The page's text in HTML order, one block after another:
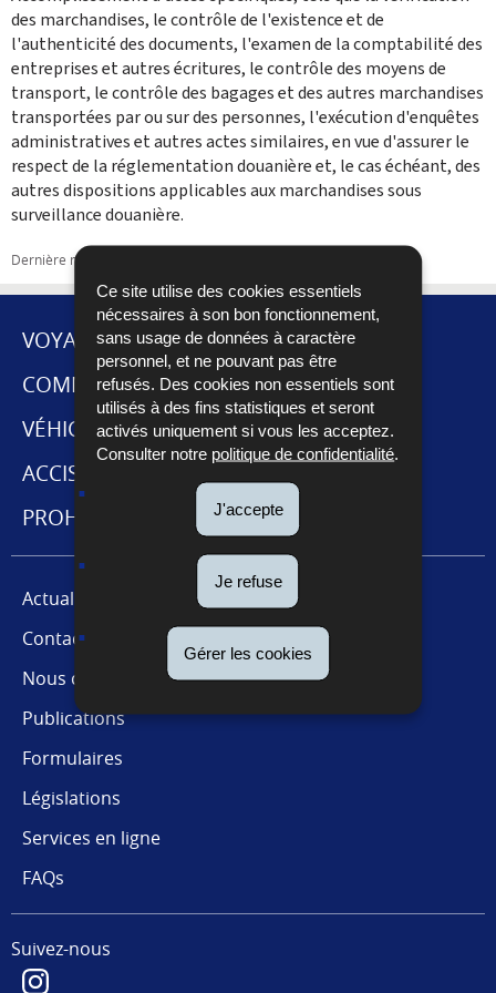
Ce site utilise des cookies essentiels
nécessaires à son bon fonctionnement,
sans usage de données à caractère
personnel, et ne pouvant pas être
refusés. Des cookies non essentiels sont
utilisés à des fins statistiques et seront
activés uniquement si vous les acceptez.
Consulter notre politique de confidentialité.
J'accepte
Je refuse
Gérer les cookies
des marchandises, le contrôle de l'existence et de
l'authenticité des documents, l'examen de la comptabilité des
entreprises et autres écritures, le contrôle des moyens de
transport, le contrôle des bagages et des autres marchandises
transportées par ou sur des personnes, l'exécution d'enquêtes
administratives et autres actes similaires, en vue d'assurer le
respect de la réglementation douanière et, le cas échéant, des
autres dispositions applicables aux marchandises sous
surveillance douanière.
Dernière mise à jour
MENU
DE
NAVIGATION
VOYAGES ET DÉMÉNAGEMENT
COMMERCE INTERNATIONAL
VÉHICULES
ACCISES ET CABARETAGE
PROHIBITIONS ET RESTRICTIONS
Actualités
Contact presse
Nous connaître
Publications
Formulaires
Législations
Services en ligne
FAQs
Suivez-nous